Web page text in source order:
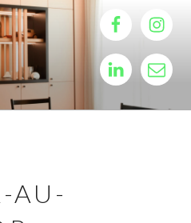
Facebook
LinkedInEmail
d'intérieur, rénovation, décoration
AU-